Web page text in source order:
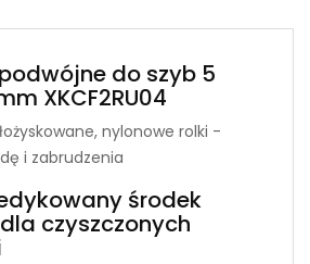
do szyb 5
XKCF2RU04
nylonowe rolki -
i zabrudzenia
środek
czyszczonych